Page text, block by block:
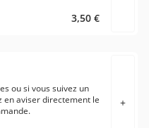
3,50 €
ou si vous suivez un
en aviser directement le
+